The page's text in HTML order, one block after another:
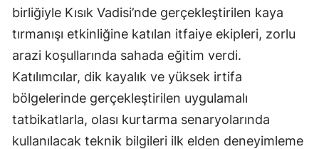
birliğiyle Kısık Vadisi’nde gerçekleştirilen kaya
tırmanışı etkinliğine katılan itfaiye ekipleri, zorlu
arazi koşullarında sahada eğitim verdi.
Katılımcılar, dik kayalık ve yüksek irtifa
bölgelerinde gerçekleştirilen uygulamalı
tatbikatlarla, olası kurtarma senaryolarında
kullanılacak teknik bilgileri ilk elden deneyimleme